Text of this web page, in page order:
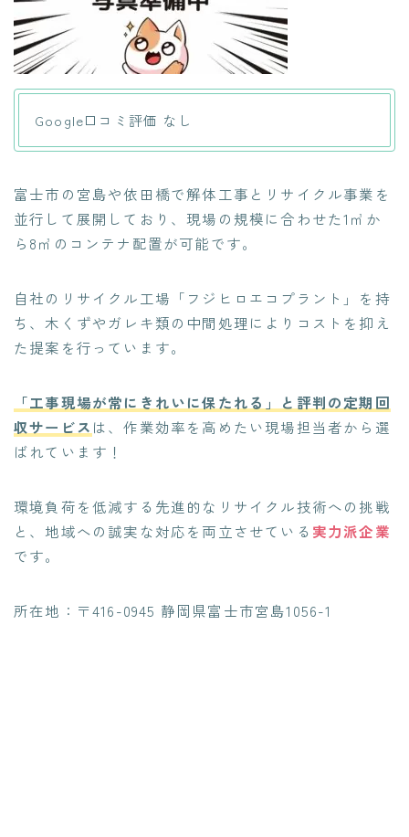
Google口コミ評価 なし
富士市の宮島や依田橋で解体工事とリサイクル事業を
並行して展開しており、現場の規模に合わせた1㎥か
ら8㎥のコンテナ配置が可能です。
自社のリサイクル工場「フジヒロエコプラント」を持
ち、木くずやガレキ類の中間処理によりコストを抑え
た提案を行っています。
「工事現場が常にきれいに保たれる」と評判の定期回
収サービス は、作業効率を高めたい現場担当者から選
ばれています！
環境負荷を低減する先進的なリサイクル技術への挑戦
と、地域への誠実な対応を両立させている 実力派企業
です。
所在地：〒416-0945 静岡県富士市宮島1056-1